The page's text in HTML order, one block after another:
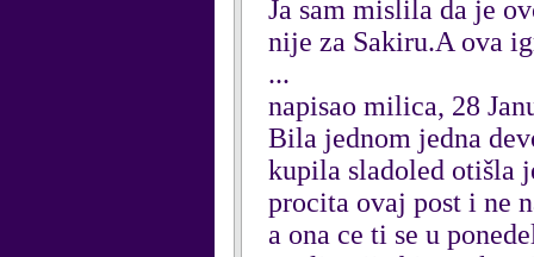
Ja sam mislila da je
nije za Sakiru.A ova
...
napisao milica, 28
Bila jednom jedna
kupila sladoled otišla
procita ovaj post i ne
a ona ce ti se u